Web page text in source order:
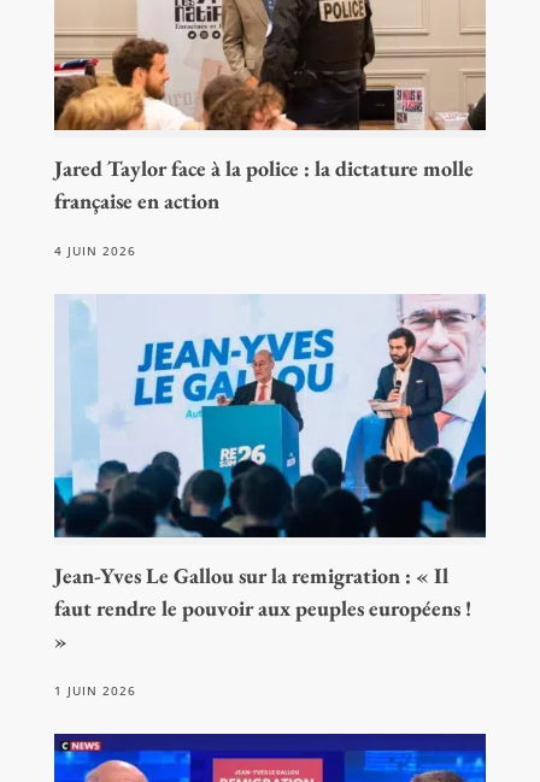
Jared Taylor face à la police : la dictature molle
française en action
4 JUIN 2026
Jean-Yves Le Gallou sur la remigration : « Il
faut rendre le pouvoir aux peuples européens !
»
1 JUIN 2026